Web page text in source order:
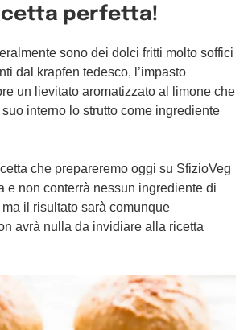
perfetta!
sono dei dolci fritti molto soffici
dal krapfen tedesco, l’impasto
un lievitato aromatizzato al limone che
interno lo strutto come ingrediente
che prepareremo oggi su SfizioVeg
e non conterrà nessun ingrediente di
il risultato sarà comunque
avrà nulla da invidiare alla ricetta